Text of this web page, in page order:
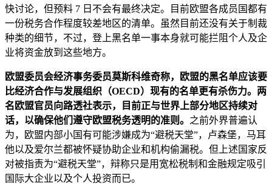
快讨论，但预料 7 日不会有最终决定。目前欧盟各成员国都有
一份税务合作程度较差地区的清单。虽然目前还没有关于制裁
种类的细节，不过，登上黑名单一事本身就可能拦阻个人及企
业将资金放到这些地方。
欧盟委员会经济事务委员莫斯科维奇称，欧盟的黑名单应该要
比经济合作与发展组织（OECD）现有的名单更有杀伤力。两
名欧盟官员向路透社表示，目前正与世界上部分地区持续对
话，以确保他们遵守欧盟税务透明的准则。 之前外界普遍认
为，欧盟内部小国有可能涉嫌成为“避税天堂”，卢森堡，马耳
他以及爱尔兰都被怀疑协助企业和机构偷漏税。但上述国家反
对被指责为“避税天堂”，辩称只是用宽松税制和金融规定吸引
国际大企业以及个人投资而已。